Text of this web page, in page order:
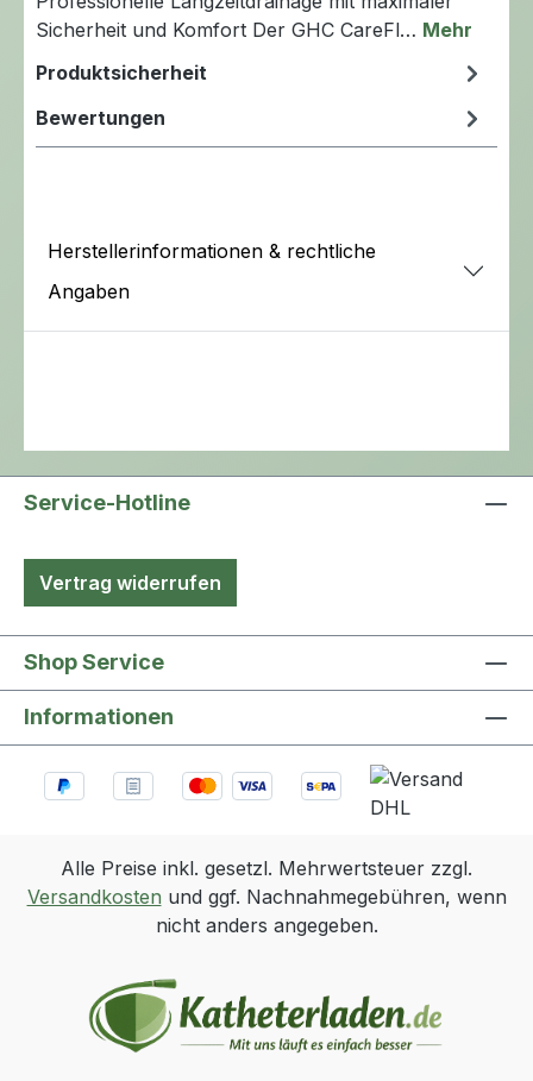
Sicherheit und Komfort Der GHC CareFl… Mehr
Produktsicherheit
Bewertungen
Herstellerinformationen & rechtliche
Angaben
Service-Hotline
Vertrag widerrufen
Shop Service
Informationen
Alle Preise inkl. gesetzl. Mehrwertsteuer zzgl.
Versandkosten und ggf. Nachnahmegebühren, wenn
nicht anders angegeben.